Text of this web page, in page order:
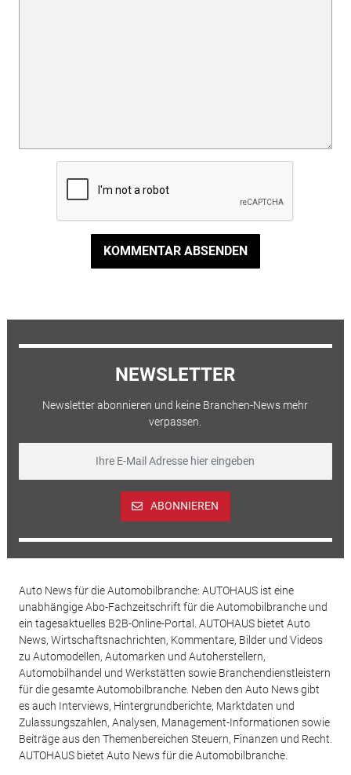
KOMMENTAR ABSENDEN
NEWSLETTER
Newsletter abonnieren und keine Branchen-News mehr
verpassen.
ABONNIEREN
Auto News für die Automobilbranche: AUTOHAUS ist eine
unabhängige Abo-Fachzeitschrift für die Automobilbranche und
ein tagesaktuelles B2B-Online-Portal. AUTOHAUS bietet Auto
News, Wirtschaftsnachrichten, Kommentare, Bilder und Videos
zu Automodellen, Automarken und Autoherstellern,
Automobilhandel und Werkstätten sowie Branchendienstleistern
für die gesamte Automobilbranche. Neben den Auto News gibt
es auch Interviews, Hintergrundberichte, Marktdaten und
Zulassungszahlen, Analysen, Management-Informationen sowie
Beiträge aus den Themenbereichen Steuern, Finanzen und Recht.
AUTOHAUS bietet Auto News für die Automobilbranche.